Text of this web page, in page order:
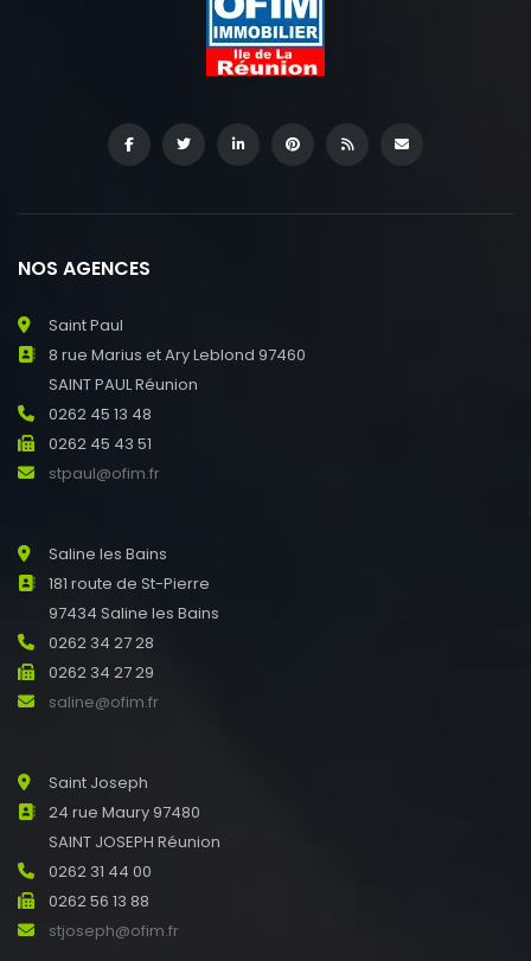
NOS AGENCES
Saint Paul
8 rue Marius et Ary Leblond 97460
SAINT PAUL Réunion
0262 45 13 48
0262 45 43 51
stpaul@ofim.fr
Saline les Bains
181 route de St-Pierre
97434 Saline les Bains
0262 34 27 28
0262 34 27 29
saline@ofim.fr
Saint Joseph
24 rue Maury 97480
SAINT JOSEPH Réunion
0262 31 44 00
0262 56 13 88
stjoseph@ofim.fr